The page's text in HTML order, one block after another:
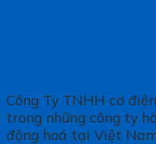
Công Ty TNHH cơ
trong những công ty
động hoá tại Việt